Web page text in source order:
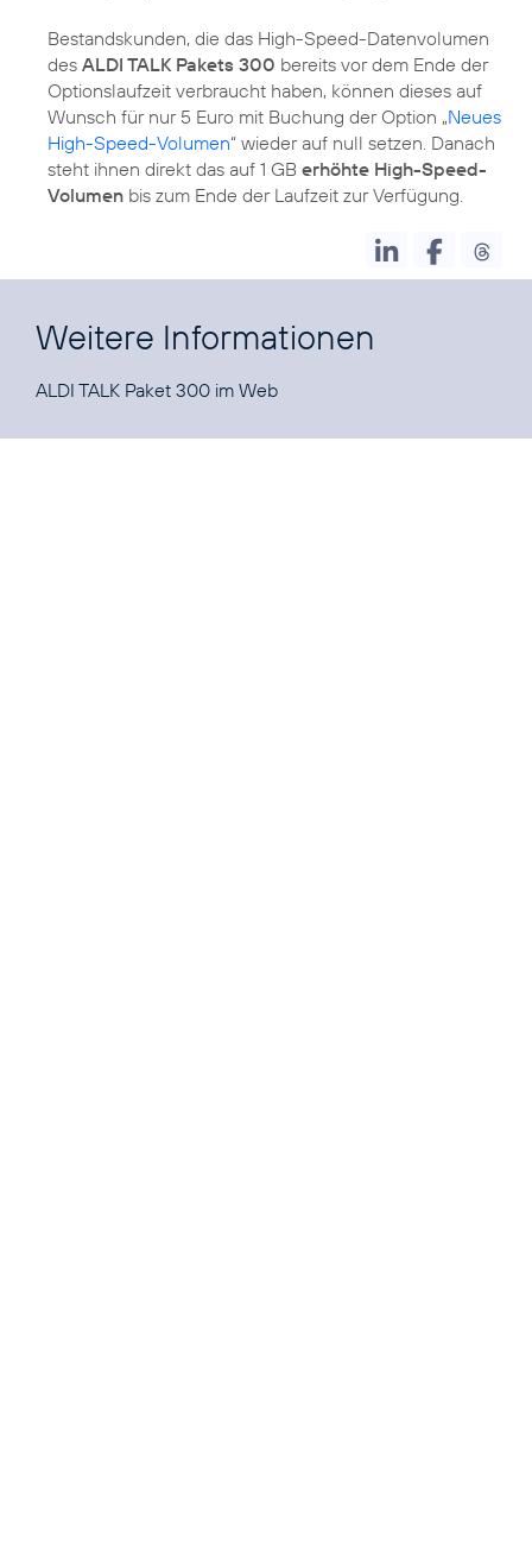
Bestandskunden, die das High-Speed-Datenvolumen
des ALDI TALK Pakets 300 bereits vor dem Ende der
Optionslaufzeit verbraucht haben, können dieses auf
Wunsch für nur 5 Euro mit Buchung der Option „Neues
High-Speed-Volumen“ wieder auf null setzen. Danach
steht ihnen direkt das auf 1 GB erhöhte High-Speed-
Volumen bis zum Ende der Laufzeit zur Verfügung.
Weitere Informationen
ALDI TALK Paket 300 im Web